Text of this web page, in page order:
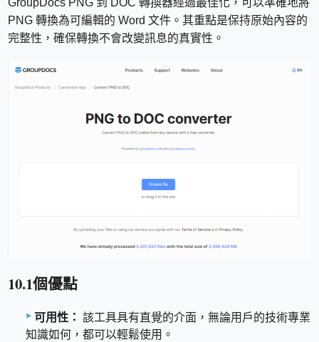
PNG 轉換為可編輯的 Word 文件。其重點是保持原始內容的
完整性，確保轉換不會改變訊息的真實性。
10.1個優點
可用性： 該工具具有直覺的介面，無論用戶的技術專業
知識如何，都可以輕鬆使用。